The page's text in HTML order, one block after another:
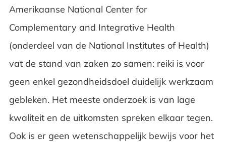
Amerikaanse National Center for
Complementary and Integrative Health
(onderdeel van de National Institutes of Health)
vat de stand van zaken zo samen: reiki is voor
geen enkel gezondheidsdoel duidelijk werkzaam
gebleken. Het meeste onderzoek is van lage
kwaliteit en de uitkomsten spreken elkaar tegen.
Ook is er geen wetenschappelijk bewijs voor het